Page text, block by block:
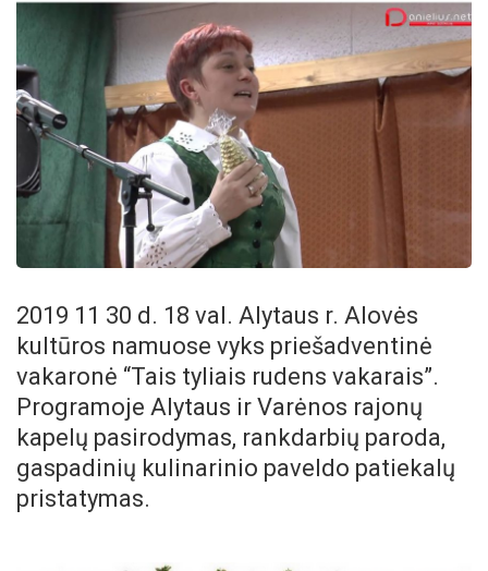
2019 11 30 d. 18 val. Alytaus r. Alovės
kultūros namuose vyks priešadventinė
vakaronė “Tais tyliais rudens vakarais”.
Programoje Alytaus ir Varėnos rajonų
kapelų pasirodymas, rankdarbių paroda,
gaspadinių kulinarinio paveldo patiekalų
pristatymas.